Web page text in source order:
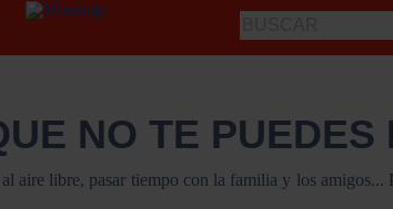
NO TE PUEDES
aire libre, pasar tiempo con la familia y los